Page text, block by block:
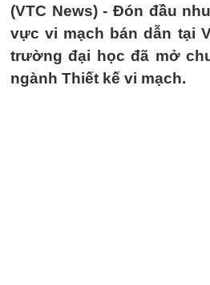
(VTC News) - Đón đầu
vực vi mạch bán dẫn tại
trường đại học đã mở
ngành Thiết kế vi mạch.